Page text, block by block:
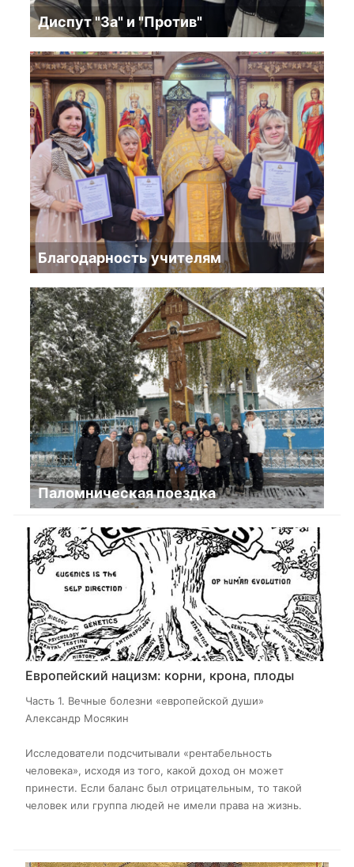
Диспут "За" и "Против"
Благодарность учителям
Паломническая поездка
Европейский нацизм: корни, крона, плоды
Часть 1. Вечные болезни «европейской души»
Александр Мосякин
Исследователи подсчитывали «рентабельность
человека», исходя из того, какой доход он может
принести. Если баланс был отрицательным, то такой
человек или группа людей не имели права на жизнь.